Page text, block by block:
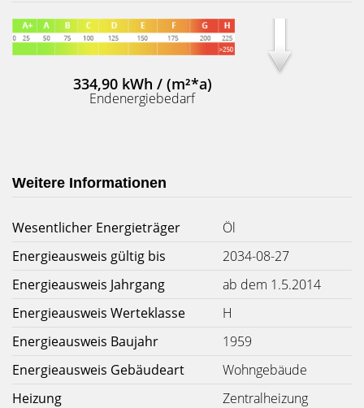
334,90 kWh / (m²*a)
Endenergiebedarf
Weitere Informationen
Wesentlicher Energieträger
Öl
Energieausweis gültig bis
2034-08-27
Energieausweis Jahrgang
ab dem 1.5.2014
Energieausweis Werteklasse
H
Energieausweis Baujahr
1959
Energieausweis Gebäudeart
Wohngebäude
Heizung
Zentralheizung